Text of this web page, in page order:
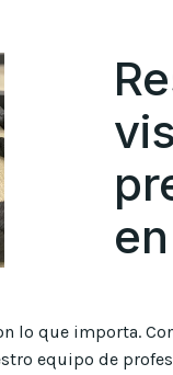
lo que importa.
equipo de